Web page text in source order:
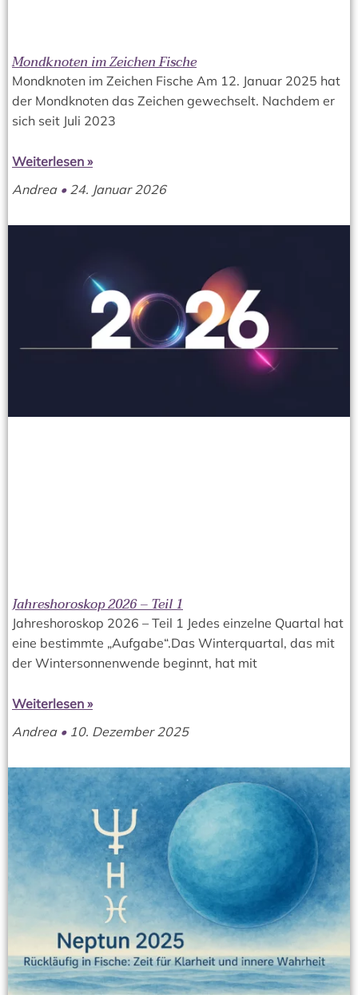
Mondknoten im Zeichen Fische
Mondknoten im Zeichen Fische Am 12. Januar 2025 hat
der Mondknoten das Zeichen gewechselt. Nachdem er
sich seit Juli 2023
Weiterlesen »
Andrea 24. Januar 2026
Jahreshoroskop 2026 – Teil 1
Jahreshoroskop 2026 – Teil 1 Jedes einzelne Quartal hat
eine bestimmte „Aufgabe“.Das Winterquartal, das mit
der Wintersonnenwende beginnt, hat mit
Weiterlesen »
Andrea 10. Dezember 2025